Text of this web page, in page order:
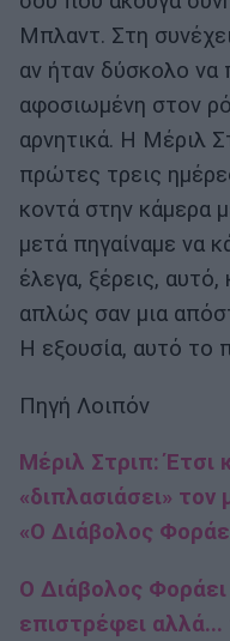
Μπλαντ. Στη
αν ήταν δύσκολο να
αφοσιωμένη στον
αρνητικά. Η Μέριλ
πρώτες τρεις
κοντά στην κάμερα
μετά πηγαίναμε να
έλεγα, ξέρεις, αυτό,
απλώς σαν μια
Η εξουσία, αυτό το
Πηγή Λοιπόν
Μέριλ Στριπ: Έτσι
«διπλασιάσει» τον
«Ο Διάβολος
Ο Διάβολος
επιστρέφει αλλά...